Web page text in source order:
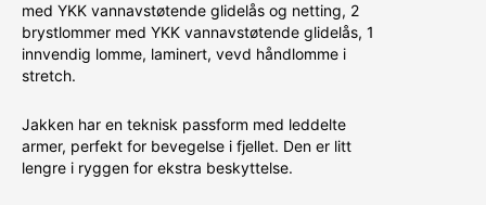
med YKK vannavstøtende glidelås og netting, 2
brystlommer med YKK vannavstøtende glidelås, 1
innvendig lomme, laminert, vevd håndlomme i
stretch.
Jakken har en teknisk passform med leddelte
armer, perfekt for bevegelse i fjellet. Den er litt
lengre i ryggen for ekstra beskyttelse.